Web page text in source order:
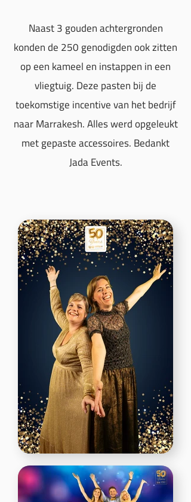
Naast 3 gouden achtergronden
konden de 250 genodigden ook zitten
op een kameel en instappen in een
vliegtuig. Deze pasten bij de
toekomstige incentive van het bedrijf
naar Marrakesh. Alles werd opgeleukt
met gepaste accessoires. Bedankt
Jada Events.